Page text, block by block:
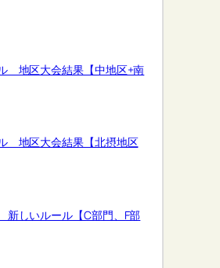
地区大会結果【中地区+南
地区大会結果【北摂地区
新しいルール【C部門、F部